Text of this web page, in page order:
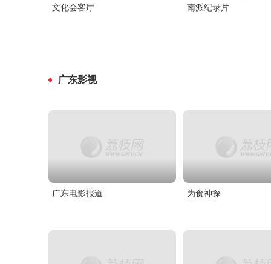
文化会客厅 南派纪录片
广东影视
广东电影报道 为食神探